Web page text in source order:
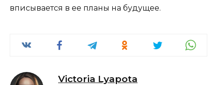
вписывается в ее планы на будущее.
Victoria Lyapota